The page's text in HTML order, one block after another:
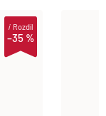
–35 %
iRozdíl